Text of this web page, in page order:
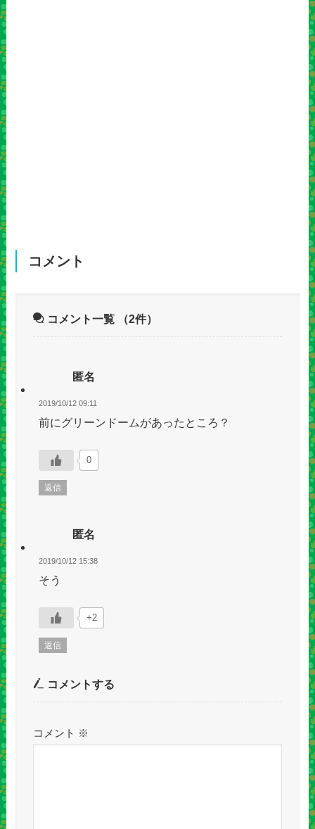
コメント
コメント一覧 （2件）
匿名
2019/10/12 09:11
前にグリーンドームがあったところ？
0
返信
匿名
2019/10/12 15:38
そう
+2
返信
コメントする
コメント ※